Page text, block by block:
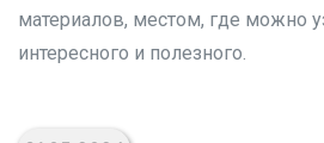
материалов, местом, где можно
интересного и полезного.